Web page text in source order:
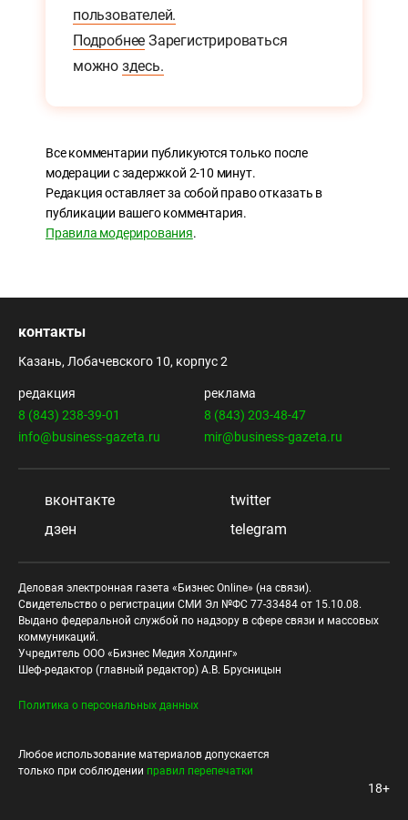
пользователей.
Подробнее Зарегистрироваться
можно здесь.
Все комментарии публикуются только после
модерации с задержкой 2-10 минут.
Редакция оставляет за собой право отказать в
публикации вашего комментария.
Правила модерирования.
контакты
Казань, Лобачевского 10, корпус 2
редакция
8 (843) 238-39-01
info@business-gazeta.ru
реклама
8 (843) 203-48-47
mir@business-gazeta.ru
вконтакте
twitter
дзен
telegram
Деловая электронная газета «Бизнес Online» (на связи).
Свидетельство о регистрации СМИ Эл №ФС 77-33484 от 15.10.08.
Выдано федеральной службой по надзору в сфере связи и массовых
коммуникаций.
Учредитель ООО «Бизнес Медия Холдинг»
Шеф-редактор (главный редактор) А.В. Брусницын
Политика о персональных данных
Любое использование материалов допускается
только при соблюдении правил перепечатки
18+